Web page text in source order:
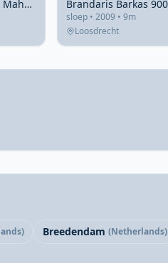
Brandaris Barkas 1100 Open 2005 – Mahonie sloep met 2×315pk
sloep • 2009 • 9m
Loosdrecht
Breedendam (Netherlands)